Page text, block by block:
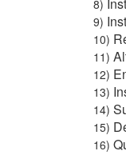
8)
9)
10)
11)
12)
13)
14)
15)
16)